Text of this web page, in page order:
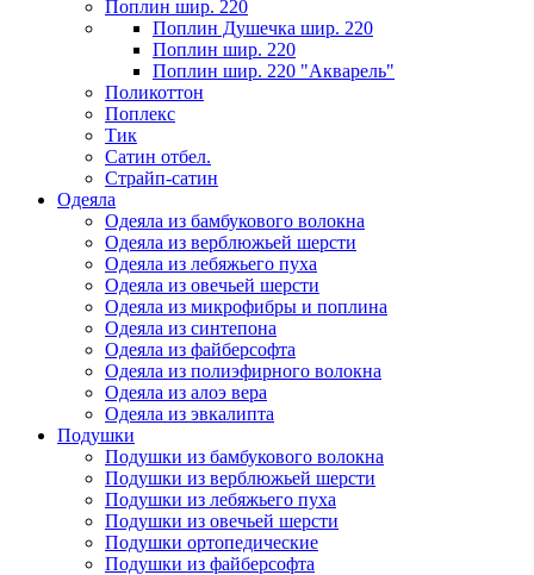
Поплин шир. 220
Поплин Душечка шир. 220
Поплин шир. 220
Поплин шир. 220 "Акварель"
Поликоттон
Поплекс
Тик
Сатин отбел.
Страйп-сатин
Одеяла
Одеяла из бамбукового волокна
Одеяла из верблюжьей шерсти
Одеяла из лебяжьего пуха
Одеяла из овечьей шерсти
Одеяла из микрофибры и поплина
Одеяла из синтепона
Одеяла из файберсофта
Одеяла из полиэфирного волокна
Одеяла из алоэ вера
Одеяла из эвкалипта
Подушки
Подушки из бамбукового волокна
Подушки из верблюжьей шерсти
Подушки из лебяжьего пуха
Подушки из овечьей шерсти
Подушки ортопедические
Подушки из файберсофта